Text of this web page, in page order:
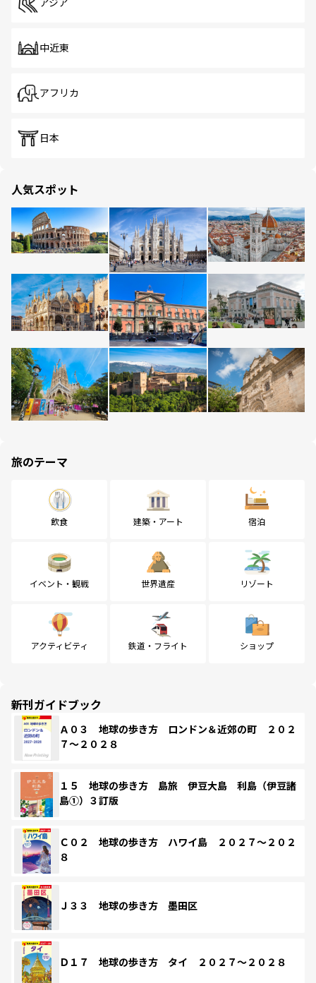
アジア
中近東
アフリカ
日本
人気スポット
旅のテーマ
飲食 建築・アート 宿泊
イベント・観戦 世界遺産 リゾート
アクティビティ 鉄道・フライト ショップ
新刊ガイドブック
Ａ０３ 地球の歩き方 ロンドン＆近郊の町 ２０２
７～２０２８
１５ 地球の歩き方 島旅 伊豆大島 利島（伊豆諸
島①）３訂版
Ｃ０２ 地球の歩き方 ハワイ島 ２０２７～２０２
８
Ｊ３３ 地球の歩き方 墨田区
Ｄ１７ 地球の歩き方 タイ ２０２７～２０２８